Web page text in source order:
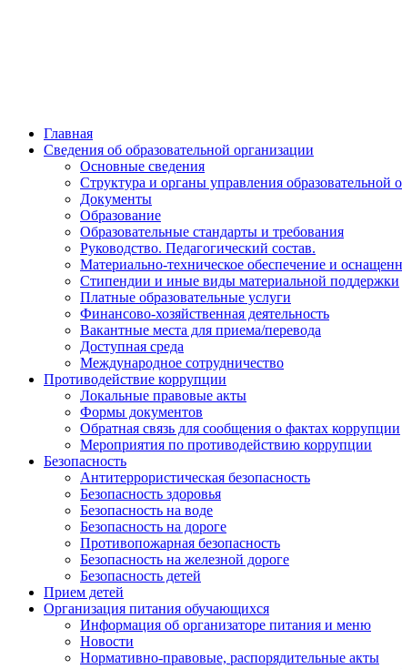
Главная
Сведения об образовательной организации
Основные сведения
Структура и органы управления образовательной
Документы
Образование
Образовательные стандарты и требования
Руководство. Педагогический состав.
Материально-техническое обеспечение и
Стипендии и иные виды материальной поддержки
Платные образовательные услуги
Финансово-хозяйственная деятельность
Вакантные места для приема/перевода
Доступная среда
Международное сотрудничество
Противодействие коррупции
Локальные правовые акты
Формы документов
Обратная связь для сообщения о фактах коррупции
Мероприятия по противодействию коррупции
Безопасность
Антитеррористическая безопасность
Безопасность здоровья
Безопасность на воде
Безопасность на дороге
Противопожарная безопасность
Безопасность на железной дороге
Безопасность детей
Прием детей
Организация питания обучающихся
Информация об организаторе питания и меню
Новости
Нормативно-правовые, распорядительные акты